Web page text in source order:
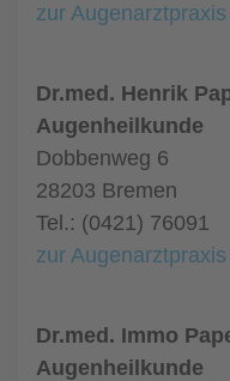
zur Augenarztpraxis
Dr.med. Henrik
Augenheilkunde
Dobbenweg 6
28203 Bremen
Tel.: (0421) 76091
zur Augenarztpraxis
Dr.med. Immo
Augenheilkunde